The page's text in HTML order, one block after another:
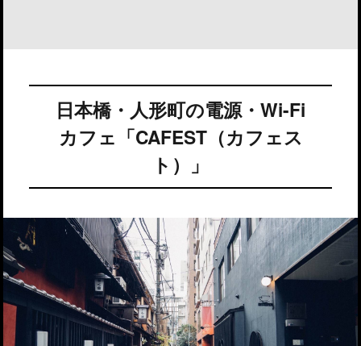
日本橋・人形町の電源・Wi-Fi
カフェ「CAFEST（カフェス
ト）」